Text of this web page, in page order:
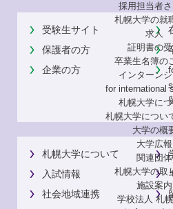
採用担当者
札幌大学の就
求人
証明書の
卒業生名簿の
インターン
for international
札幌大学に
札幌大学につい
大学の概
大学広報
関連団体
札幌大学の取
施設案内
学校法人 札
受験生サイト
保護者の方
企業の方
s
札幌大学について
入試情報
社会地域連携